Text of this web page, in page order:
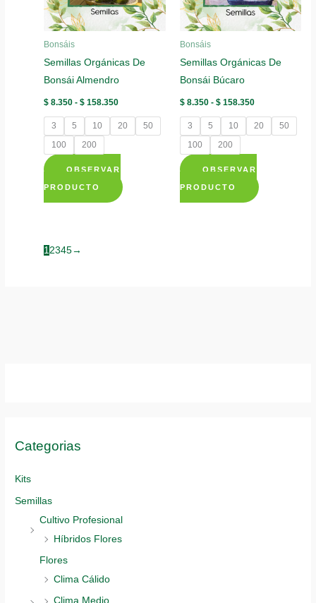
Categorias
Kits
Semillas
Cultivo Profesional
Híbridos Flores
Flores
Clima Cálido
Clima Medio
pueden
elegir
la
producto
pueden
elegir
la
producto
Bonsáis
Semillas Orgánicas De
Bonsái Almendro
$ 8.350 - $ 158.350
precios:
hasta
$ 158.350
3 5 10 20
50
100
200
OBSERVAR
PRODUCTO
Este
Bonsáis
Semillas Orgánicas De
Bonsái Búcaro
$8.350 - $158.350Rango
precios:
hasta
$ 158.350
3 5 10 20
50
100
200
OBSERVAR
PRODUCTO
Este
12345→